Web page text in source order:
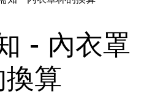
- 內衣罩
算